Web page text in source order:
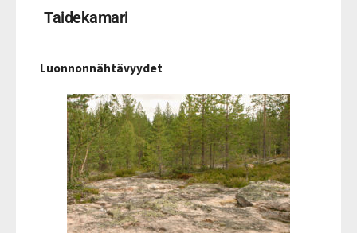
Taidekamari
Luonnonnähtävyydet